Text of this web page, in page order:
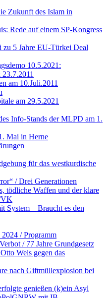
Zukunft des Islam in
Rede auf einem SP-Kongress
zu 5 Jahre EU-Türkei Deal
10.5.2021:
am 10.Juli.2011
am 29.5.2021
Info-Stands der MLPD am 1.
Mai in Herne
für das westkurdische
/ Drei Generationen
tödliche Waffen und der klare
VK
System – Braucht es den
/ Programm
/ 77 Jahre Grundgesetz
Wels gegen das
nach Giftmüllexplosion bei
genießen (k)ein Asyl